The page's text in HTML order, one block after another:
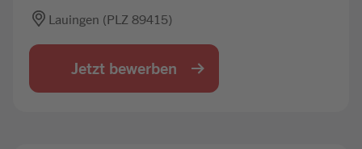
Lauingen (PLZ 89415)
Jetzt bewerben